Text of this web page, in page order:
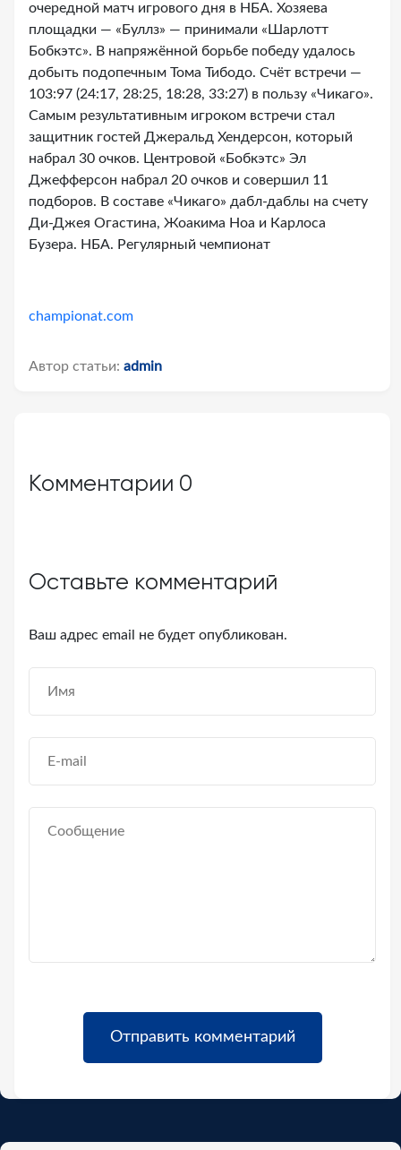
очередной матч игрового дня в НБА. Хозяева
площадки — «Буллз» — принимали «Шарлотт
Бобкэтс». В напряжённой борьбе победу удалось
добыть подопечным Тома Тибодо. Счёт встречи —
103:97 (24:17, 28:25, 18:28, 33:27) в пользу «Чикаго».
Самым результативным игроком встречи стал
защитник гостей Джеральд Хендерсон, который
набрал 30 очков. Центровой «Бобкэтс» Эл
Джефферсон набрал 20 очков и совершил 11
подборов. В составе «Чикаго» дабл-даблы на счету
Ди-Джея Огастина, Жоакима Ноа и Карлоса
Бузера. НБА. Регулярный чемпионат
championat.com
Автор статьи: admin
Комментарии 0
Оставьте комментарий
Ваш адрес email не будет опубликован.